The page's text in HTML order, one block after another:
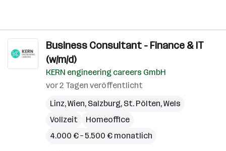
Business Consultant - Finance & IT
(w/m/d)
KERN engineering careers GmbH
vor 2 Tagen veröffentlicht
Linz,Wien, Salzburg, St. Pölten,Wels
Vollzeit
Homeoffice
4.000 € – 5.500 € monatlich